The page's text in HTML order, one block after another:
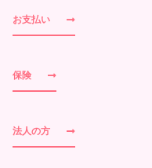
お支払い
保険
法人の方